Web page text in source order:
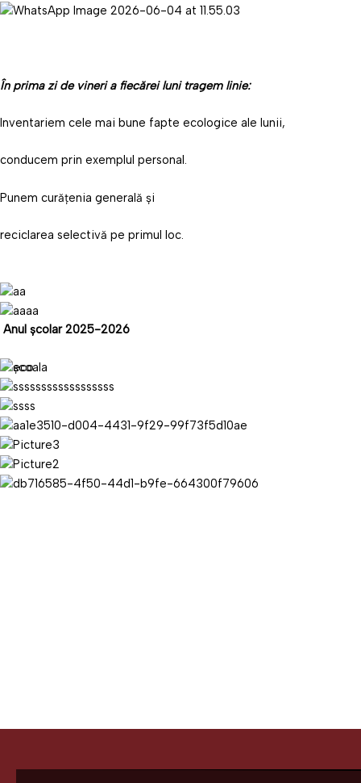
În prima zi de vineri a fiecărei luni tragem linie:
Inventariem cele mai bune fapte ecologice ale lunii,
conducem prin exemplul personal.
Punem curățenia generală și
reciclarea selectivă pe primul loc.
Anul școlar2025-2026